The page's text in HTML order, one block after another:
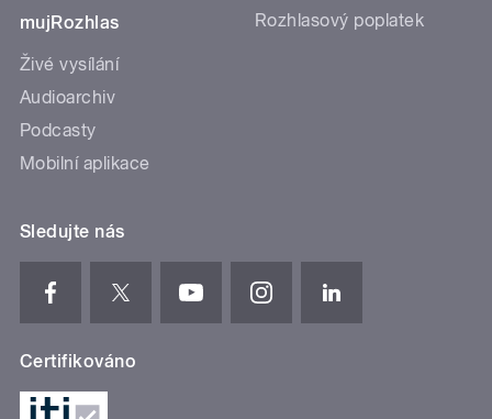
mujRozhlas
Živé vysílání
Audioarchiv
Podcasty
Mobilní aplikace
Rozhlasový poplatek
Sledujte nás
Certifikováno